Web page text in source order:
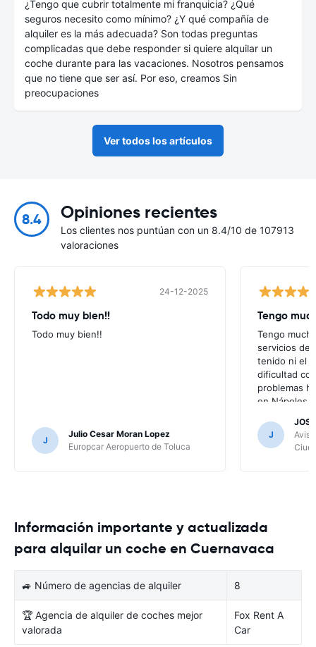
¿Tengo que cubrir totalmente mi franquicia? ¿Qué
seguros necesito como mínimo? ¿Y qué compañía de
alquiler es la más adecuada? Son todas preguntas
complicadas que debe responder si quiere alquilar un
coche durante para las vacaciones. Nosotros pensamos
que no tiene que ser así. Por eso, creamos Sin
preocupaciones
Ver todos los artículos
8.4 Opiniones recientes
Los clientes nos puntúan con un 8.4/10 de 107913
valoraciones
24-12-2025
Todo muy bien!!
Todo muy bien!!
J
Julio Cesar Moran Lopez
Europcar Aeropuerto de Toluca
Tengo
Tengo
servicios de
tenido ni el
dificultad
problemas
en Nápoles
ustedes me
usando
J
JOSE
Avis
Información importante y actualizada
para alquilar un coche en Cuernavaca
🚙 Número de agencias de alquiler 8
🏆 Agencia de alquiler de coches mejor
valorada
Fox Rent A
Car